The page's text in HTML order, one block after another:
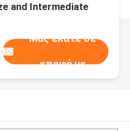
and Intermediate
Μας ελάτε σε
επαφή με